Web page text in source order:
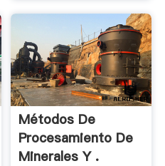
Métodos De
Procesamiento De
Minerales Y .